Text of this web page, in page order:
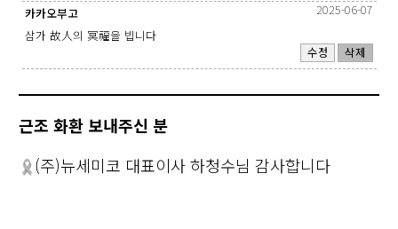
카카오부고
2025-06-07
삼가 故人의 冥福을 빕니다
수정
삭제
근조 화환 보내주신 분
(주)뉴세미코 대표이사 하청수님 감사합니다